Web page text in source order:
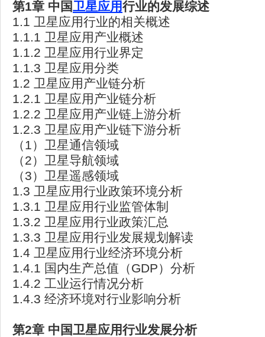
第1章 中国卫星应用行业的发展综述
1.1 卫星应用行业的相关概述
1.1.1 卫星应用产业概述
1.1.2 卫星应用行业界定
1.1.3 卫星应用分类
1.2 卫星应用产业链分析
1.2.1 卫星应用产业链分析
1.2.2 卫星应用产业链上游分析
1.2.3 卫星应用产业链下游分析
（1）卫星通信领域
（2）卫星导航领域
（3）卫星遥感领域
1.3 卫星应用行业政策环境分析
1.3.1 卫星应用行业监管体制
1.3.2 卫星应用行业政策汇总
1.3.3 卫星应用行业发展规划解读
1.4 卫星应用行业经济环境分析
1.4.1 国内生产总值（GDP）分析
1.4.2 工业运行情况分析
1.4.3 经济环境对行业影响分析
第2章 中国卫星应用行业发展分析